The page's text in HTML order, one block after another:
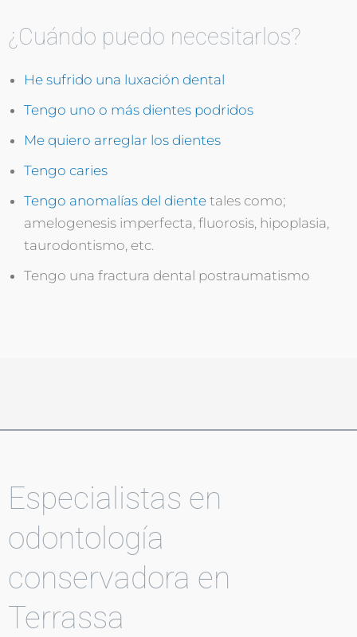
¿Cuándo puedo necesitarlos?
He sufrido una luxación dental
Tengo uno o más dientes podridos
Me quiero arreglar los dientes
Tengo caries
Tengo anomalías del diente tales como;
amelogenesis imperfecta, fluorosis, hipoplasia,
taurodontismo, etc.
Tengo una fractura dental postraumatismo
Especialistas en
odontología
conservadora en
Terrassa